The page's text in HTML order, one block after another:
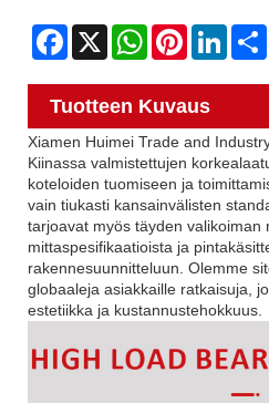
Facebook
X WhatsAppPinterest
Tuotteen Kuvaus
Xiamen Huimei Trade and
Kiinassa valmistettujen
koteloiden tuomiseen ja
vain tiukasti kansainvälisten
tarjoavat myös täyden valikoiman
mittaspesifikaatioista ja
rakennesuunnitteluun. Olemme
globaaleja asiakkaille ratkaisuja,
estetiikka ja kustannustehokkuus.